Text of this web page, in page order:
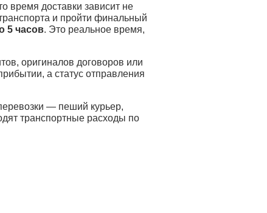
время доставки зависит не
и пройти финальный
5 часов. Это реальное время,
оригиналов договоров или
а статус отправления
— пеший курьер,
транспортные расходы по